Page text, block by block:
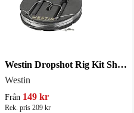
Westin Dropshot Rig Kit Shadteez Pintail 2-pack
Westin
Från 149 kr
Rek. pris 209 kr